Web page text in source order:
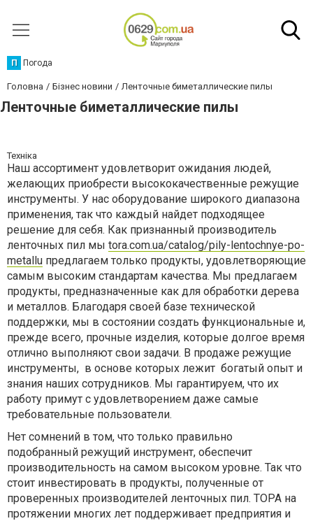
П Погода
Головна Бізнес новини Ленточные биметаллические пилы
Ленточные биметаллические пилы
Техніка
Наш ассортимент удовлетворит ожидания людей,
желающих приобрести высококачественные режущие
инструменты. У нас оборудование широкого диапазона
применения, так что каждый найдет подходящее
решение для себя. Как признанный производитель
ленточных пил мы tora.com.ua/catalog/pily-lentochnye-po-
metallu предлагаем только продукты, удовлетворяющие
самым высоким стандартам качества. Мы предлагаем
продукты, предназначенные как для обработки дерева
и металлов. Благодаря своей базе технической
поддержки, мы в состоянии создать функциональные и,
прежде всего, прочные изделия, которые долгое время
отлично выполняют свои задачи. В продаже режущие
инструменты, в основе которых лежит богатый опыт и
знания наших сотрудников. Мы гарантируем, что их
работу примут с удовлетворением даже самые
требовательные пользователи.
Нет сомнений в том, что только правильно
подобранный режущий инструмент, обеспечит
производительность на самом высоком уровне. Так что
стоит инвестировать в продукты, полученные от
проверенных производителей ленточных пил. ТОРА на
протяжении многих лет поддерживает предприятия и